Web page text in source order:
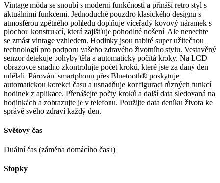
Vintage móda se snoubí s moderní funkčností a přináší retro styl s
aktuálními funkcemi. Jednoduché pouzdro klasického designu s
atmosférou zpětného pohledu doplňuje víceřadý kovový náramek s
plochou konstrukcí, která zajišťuje pohodlné nošení. Ale nenechte
se zmást vintage vzhledem. Hodinky jsou nabité super užitečnou
technologií pro podporu vašeho zdravého životního stylu. Vestavěný
senzor detekuje pohyby těla a automaticky počítá kroky. Na LCD
obrazovce snadno zkontrolujte počet kroků, které jste za daný den
udělali. Párování smartphonu přes Bluetooth® poskytuje
automatickou korekci času a usnadňuje konfiguraci různých funkcí
hodinek z aplikace. Přenášejte počty kroků a další data sledovaná na
hodinkách a zobrazujte je v telefonu. Použijte data deníku života ke
správě svého zdraví každý den.
Světový čas
Duální čas (záměna domácího času)
Stopky